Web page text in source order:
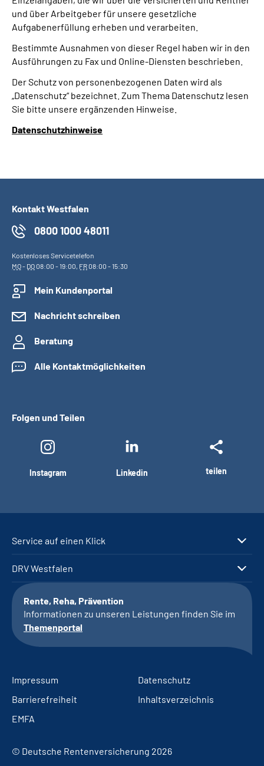
und über Arbeitgeber für unsere gesetzliche
Aufgabenerfüllung erheben und verarbeiten.
Bestimmte Ausnahmen von dieser Regel haben wir in den
Ausführungen zu Fax und Online-Diensten beschrieben.
Der Schutz von personenbezogenen Daten wird als
„Datenschutz“ bezeichnet. Zum Thema Datenschutz lesen
Sie bitte unsere ergänzenden Hinweise.
Datenschutzhinweise
Kontakt Westfalen
0800 1000 48011
Kostenloses Servicetelefon
MO- DO08:00 - 19:00, FR08:00 - 15:30
Mein Kundenportal
Nachricht schreiben
Beratung
Alle Kontaktmöglichkeiten
Folgen und Teilen
Instagram Linkedin teilen
Service auf einen Klick
DRV Westfalen
Rente, Reha, Prävention
Informationen zu unseren Leistungen finden Sie im
Themenportal
Impressum
Datenschutz
Barrierefreiheit
Inhaltsverzeichnis
EMFA
© Deutsche Rentenversicherung 2026